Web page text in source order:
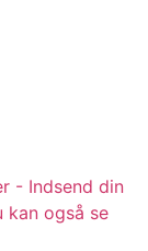
- Indsend din
kan også se